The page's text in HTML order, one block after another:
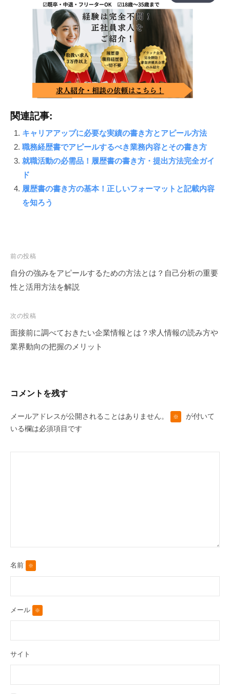
関連記事:
キャリアアップに必要な実績の書き方とアピール方法
職務経歴書でアピールするべき業務内容とその書き方
就職活動の必需品！履歴書の書き方・提出方法完全ガイ
ド
履歴書の書き方の基本！正しいフォーマットと記載内容
を知ろう
投
稿
ナ
ビ
ゲ
ー
ン
前の投稿
自分の強みをアピールするための方法とは？自己分析の重要
性と活用方法を解説
次の投稿
面接前に調べておきたい企業情報とは？求人情報の読み方や
業界動向の把握のメリット
コメントを残す
メールアドレスが公開されることはありません。 ※
が付いて
いる欄は必須項目です
名前 ※
メール ※
サイト